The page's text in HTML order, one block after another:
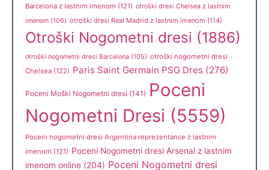
Barcelona z lastnim imenom (121) otroški dresi Chelsea z lastnim
imenom (106) otroški dresi Real Madrid z lastnim imenom (114)
Otroški Nogometni dresi (1886)
otroški nogometni dresi Barcelona (105) otroški nogometni dresi
Chelsea (122) Paris Saint Germain PSG Dres (276)
Poceni Moški Nogometni dresi (141) Poceni
Nogometni Dresi (5559)
Poceni nogometni dresi Argentina reprezentance z lastnim
imenom (121) Poceni Nogometni dresi Arsenal z lastnim
imenom online (204) Poceni Nogometni dresi